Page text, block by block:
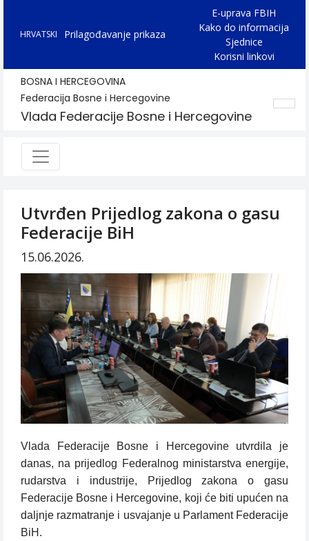
HRVATSKI Prilagođavanje prikaza
E-uprava FBIH
Kako do informacija
Sjednice
Korisni linkovi
BOSNA I HERCEGOVINA
Federacija Bosne i Hercegovine
Vlada Federacije Bosne i Hercegovine
Utvrđen Prijedlog zakona o gasu
Federacije BiH
15.06.2026.
Vlada Federacije Bosne i Hercegovine utvrdila je
danas, na prijedlog Federalnog ministarstva energije,
rudarstva i industrije, Prijedlog zakona o gasu
Federacije Bosne i Hercegovine, koji će biti upućen na
daljnje razmatranje i usvajanje u Parlament Federacije
BiH.